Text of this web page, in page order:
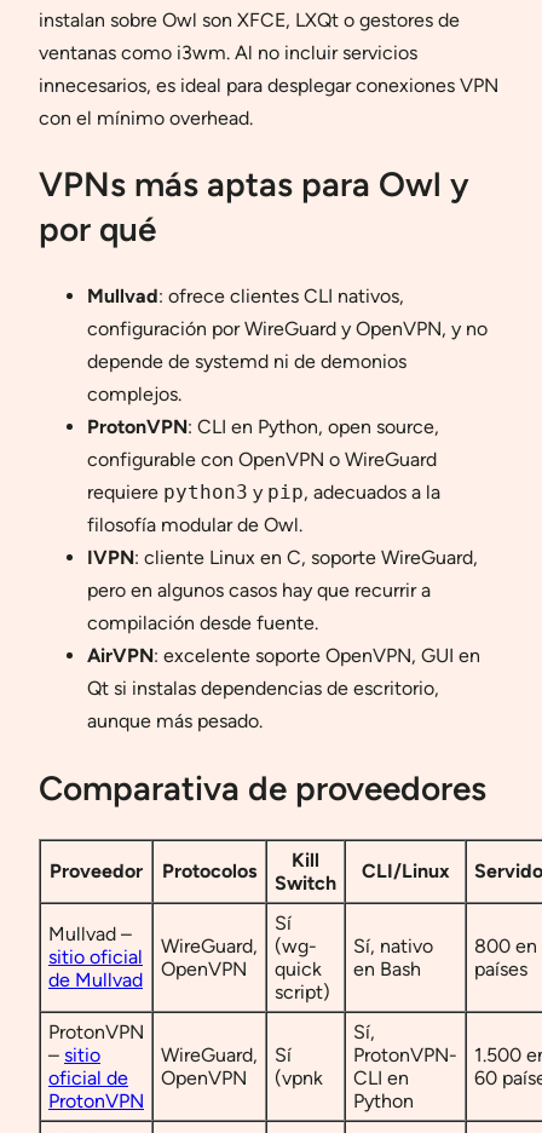
instalan sobre Owl son XFCE, LXQt o gestores de
ventanas como i3wm. Al no incluir servicios
innecesarios, es ideal para desplegar conexiones VPN
con el mínimo overhead.
VPNs más aptas para Owl y
por qué
Mullvad: ofrece clientes CLI nativos,
configuración por WireGuard y OpenVPN, y no
depende de systemd ni de demonios
complejos.
ProtonVPN: CLI en Python, open source,
configurable con OpenVPN o WireGuard
requiere python3 y pip, adecuados a la
filosofía modular de Owl.
IVPN: cliente Linux en C, soporte WireGuard,
pero en algunos casos hay que recurrir a
compilación desde fuente.
AirVPN: excelente soporte OpenVPN, GUI en
Qt si instalas dependencias de escritorio,
aunque más pesado.
Comparativa de proveedores
Proveedor Protocolos
Kill
Switch
CLI/Linux
Mullvad –
sitio oficial
de Mullvad
WireGuard,
OpenVPN
Sí
(wg-
quick
script)
Sí, nativo
en Bash
800 en
países
ProtonVPN
– sitio
oficial de
ProtonVPN
WireGuard,
OpenVPN
Sí
(vpnk
Sí,
ProtonVPN-
CLI en
Python
1.500
60